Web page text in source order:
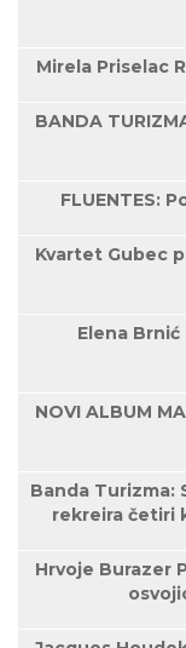
Mirela Priselac
BANDA
FLUENTES:
Kvartet Gubec
Elena
NOVI ALBUM
Banda Turizma:
rekreira četiri
Hrvoje Burazer